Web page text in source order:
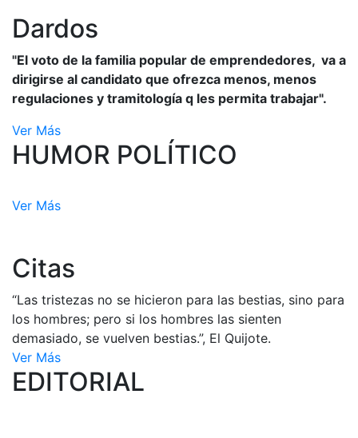
Dardos
"El voto de la familia popular de emprendedores, va a
dirigirse al candidato que ofrezca menos, menos
regulaciones y tramitología q les permita trabajar".
Ver Más
HUMOR POLÍTICO
Ver Más
Citas
“Las tristezas no se hicieron para las bestias, sino para
los hombres; pero si los hombres las sienten
demasiado, se vuelven bestias.”, El Quijote.
Ver Más
EDITORIAL